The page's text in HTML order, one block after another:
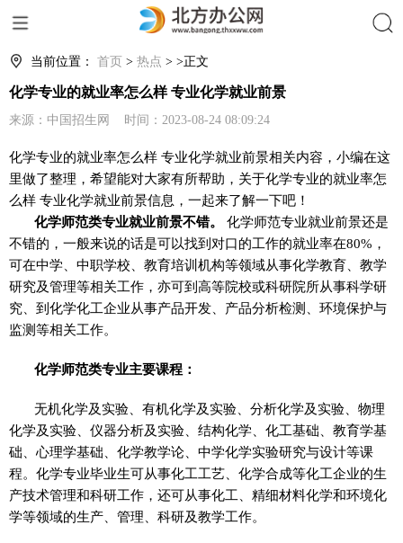
当前位置： 首页 > 热点 > >正文
化学专业的就业率怎么样 专业化学就业前景
来源：中国招生网 时间：2023-08-24 08:09:24
化学专业的就业率怎么样 专业化学就业前景相关内容，小编在这
里做了整理，希望能对大家有所帮助，关于化学专业的就业率怎
么样 专业化学就业前景信息，一起来了解一下吧！
化学师范类专业就业前景不错。 化学师范专业就业前景还是
不错的，一般来说的话是可以找到对口的工作的就业率在80%，
可在中学、中职学校、教育培训机构等领域从事化学教育、教学
研究及管理等相关工作，亦可到高等院校或科研院所从事科学研
究、到化学化工企业从事产品开发、产品分析检测、环境保护与
监测等相关工作。
化学师范类专业主要课程：
无机化学及实验、有机化学及实验、分析化学及实验、物理
化学及实验、仪器分析及实验、结构化学、化工基础、教育学基
础、心理学基础、化学教学论、中学化学实验研究与设计等课
程。化学专业毕业生可从事化工工艺、化学合成等化工企业的生
产技术管理和科研工作，还可从事化工、精细材料化学和环境化
学等领域的生产、管理、科研及教学工作。